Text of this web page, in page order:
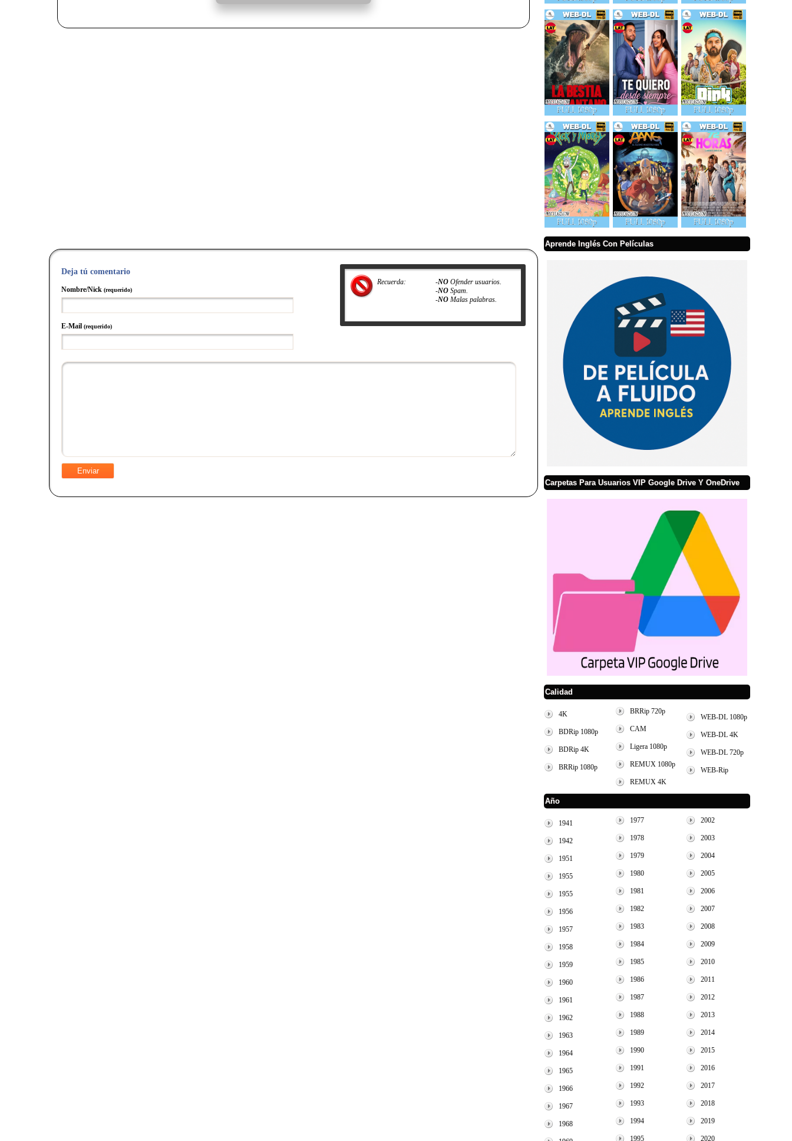
Recuerda: -NOOfender usuarios.
-NOSpam.
-NOMalas palabras.
Deja tú comentario
Nombre/Nick (requerido)
E-Mail (requerido)
Aprende Inglés Con Películas
Carpetas Para Usuarios VIP Google Drive Y OneDrive
Calidad
4K
BDRip 1080p
BDRip 4K
BRRip 1080p
BRRip 720p
CAM
Ligera 1080p
REMUX 1080p
REMUX 4K
WEB-DL 1080p
WEB-DL 4K
WEB-DL 720p
WEB-Rip
Año
1941
1942
1951
1955
1955
1956
1957
1958
1959
1960
1961
1962
1963
1964
1965
1966
1967
1968
1977
1978
1979
1980
1981
1982
1983
1984
1985
1986
1987
1988
1989
1990
1991
1992
1993
1994
1995
2002
2003
2004
2005
2006
2007
2008
2009
2010
2011
2012
2013
2014
2015
2016
2017
2018
2019
2020